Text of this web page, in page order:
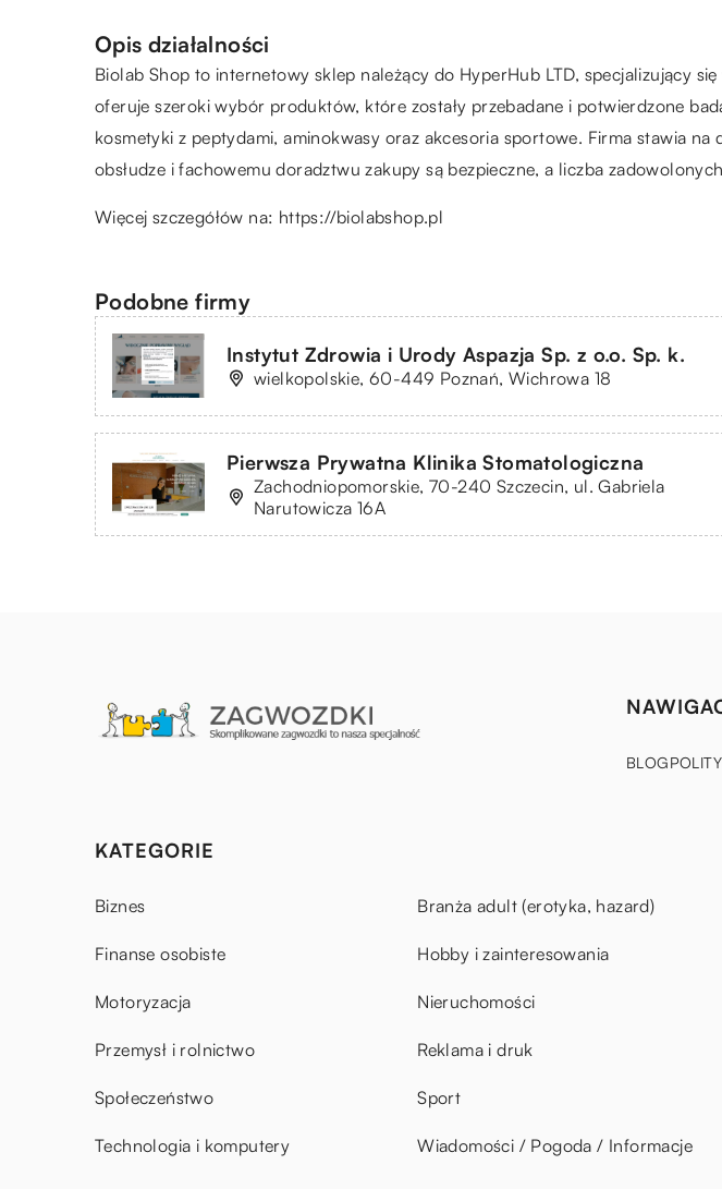
Opis działalności
Biolab Shop to internetowy sklep należący do HyperHub LTD, specjalizujący
oferuje szeroki wybór produktów, które zostały przebadane i potwierdzone
kosmetyki z peptydami, aminokwasy oraz akcesoria sportowe. Firma stawia
obsłudze i fachowemu doradztwu zakupy są bezpieczne, a liczba
Więcej szczegółów na: https://biolabshop.pl
Podobne firmy
Instytut Zdrowia i Urody Aspazja Sp. z o.o. Sp. k.
wielkopolskie, 60-449 Poznań, Wichrowa 18
Pierwsza Prywatna Klinika Stomatologiczna
Zachodniopomorskie, 70-240 Szczecin, ul. Gabriela
Narutowicza 16A
BLOG
KATEGORIE
Biznes Branża adult (erotyka, hazard)
Finanse osobiste Hobby i zainteresowania
Motoryzacja Nieruchomości
Przemysł i rolnictwo Reklama i druk
Społeczeństwo Sport
Technologia i komputery Wiadomości / Pogoda / Informacje